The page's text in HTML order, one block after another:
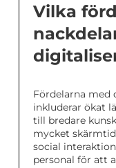
Vilka
Fördelarna med
inkluderar ökat
till bredare
mycket
social
personal för att